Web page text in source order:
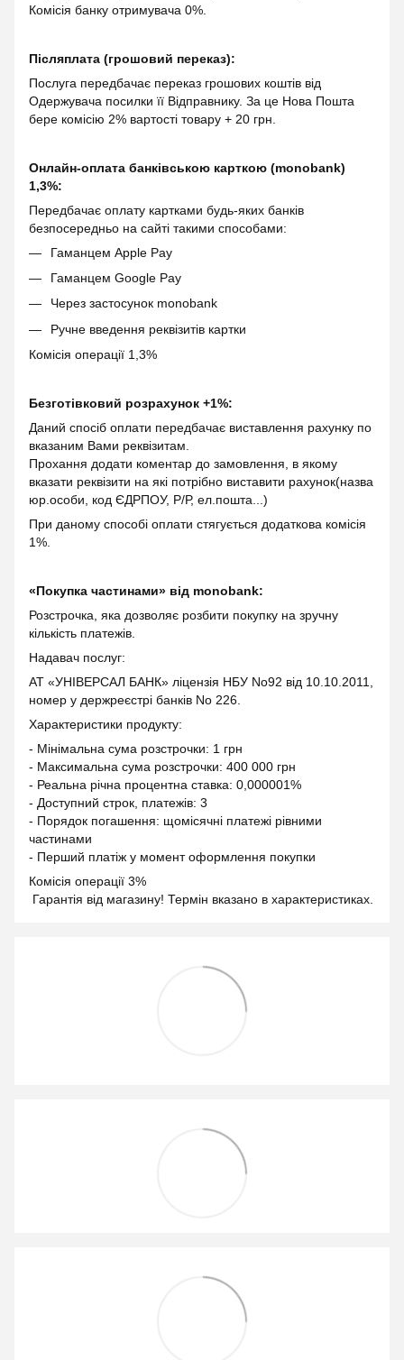
Комісія банку отримувача 0%.
Післяплата (грошовий переказ):
Послуга передбачає переказ грошових коштів від
Одержувача посилки її Відправнику. За це Нова Пошта
бере комісію 2% вартості товару + 20 грн.
Онлайн-оплата банківською карткою (monobank)
1,3%:
Передбачає оплату картками будь-яких банків
безпосередньо на сайті такими способами:
Гаманцем Apple Pay
Гаманцем Google Pay
Через застосунок monobank
Ручне введення реквізитів картки
Комісія операції 1,3%
Безготівковий розрахунок +1%:
Даний спосіб оплати передбачає виставлення рахунку по
вказаним Вами реквізитам.
Прохання додати коментар до замовлення, в якому
вказати реквізити на які потрібно виставити рахунок(назва
юр.особи, код ЄДРПОУ, Р/Р, ел.пошта...)
При даному способі оплати стягується додаткова комісія
1%.
«Покупка частинами» від monobank:
Розстрочка, яка дозволяє розбити покупку на зручну
кількість платежів.
Надавач послуг:
АТ «УНІВЕРСАЛ БАНК» ліцензія НБУ No92 від 10.10.2011,
номер у держреєстрі банків No 226.
Характеристики продукту:
- Мінімальна сума розстрочки: 1 грн
- Максимальна сума розстрочки: 400 000 грн
- Реальна річна процентна ставка: 0,000001%
- Доступний строк, платежів: 3
- Порядок погашення: щомісячні платежі рівними
частинами
- Перший платіж у момент оформлення покупки
Комісія операції 3%
Гарантія від магазину! Термін вказано в характеристиках.